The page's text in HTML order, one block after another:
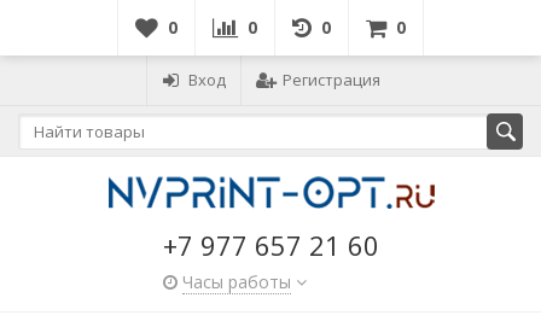
0 0 0 0
Вход Регистрация
+7 977 657 21 60
Часы работы